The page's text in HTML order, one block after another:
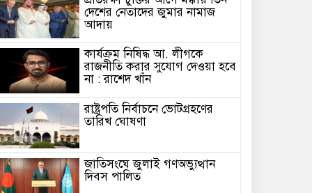
দেশের নেতাদের জুমার নামাজ
আদায়
কার্যক্রম নিষিদ্ধ আ. লীগকে
রাজনীতি করার সুযোগ দেওয়া হবে
না : রাশেদ খাঁন
রাষ্ট্রপতি নির্বাচনে ভোটগ্রহণের
তারিখ ঘোষণা
জাতিসংঘে জুলাই গণঅভ্যুত্থান
দিবস পালিত